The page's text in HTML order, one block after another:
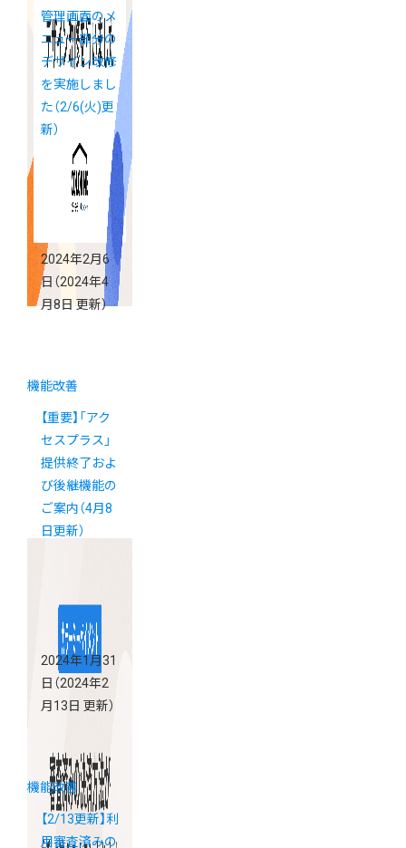
管理画面のメ
ニュー部分の
デザイン改修
を実施しまし
た（2/6(火)更
新）
2024年2月6
日 （2024年4
月8日 更新）
機能改善
【重要】「アク
セスプラス」
提供終了およ
び後継機能の
ご案内（4月8
日更新）
2024年1月31
日 （2024年2
月13日 更新）
機能改善
【2/13更新】利
用審査済みの